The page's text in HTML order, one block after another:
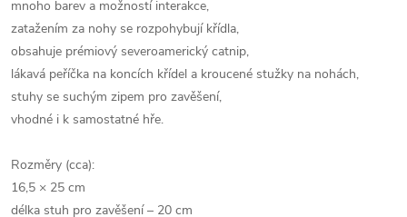
mnoho barev a možností interakce,
zatažením za nohy se rozpohybují křídla,
obsahuje prémiový severoamerický catnip,
lákavá peříčka na koncích křídel a kroucené stužky na nohách,
stuhy se suchým zipem pro zavěšení,
vhodné i k samostatné hře.
Rozměry (cca):
16,5 × 25 cm
délka stuh pro zavěšení – 20 cm